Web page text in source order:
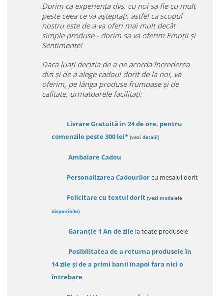
Dorim ca experiența dvs. cu noi sa fie cu mult
peste ceea ce va așteptați, astfel ca scopul
nostru este de a va oferi mai mult decât
simple produse - dorim sa va oferim Emoții și
Sentimente!
Daca luați decizia de a ne acorda încrederea
dvs și de a alege cadoul dorit de la noi, va
oferim, pe lânga produse frumoase și de
calitate, urmatoarele facilitați:
Livrare Gratuită in 24 de ore, pentru
comenzile peste 300 lei* (vezi detalii)
Ambalare Cadou
Personalizarea Cadourilorcu mesajul dorit
Felicitare cu textul dorit (vezi modelele
disponibile)
Garanție 1 An de zile la toate produsele
Posibilitatea de a returna produsele în
14 zileși de a primi banii înapoi fara nici o
întrebare